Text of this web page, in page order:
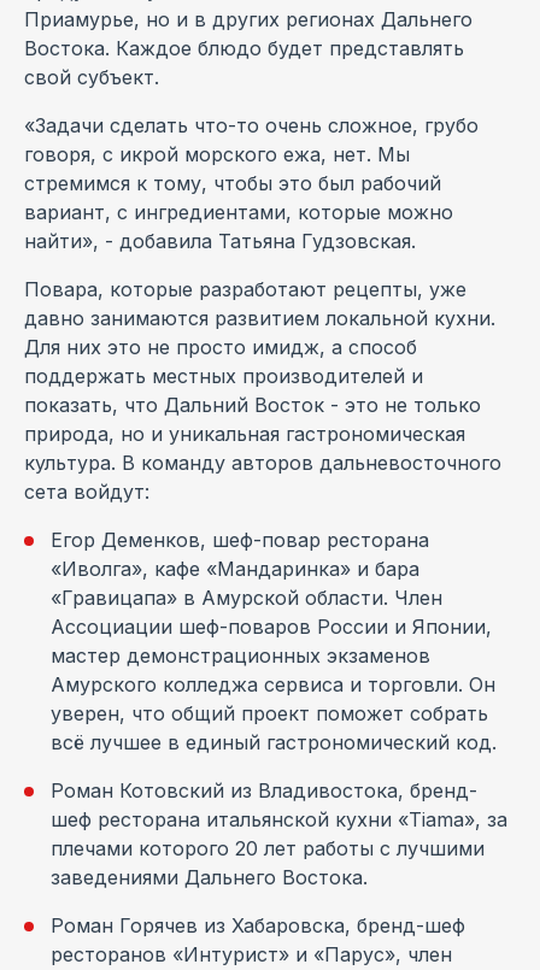
Приамурье, но и в других регионах Дальнего
Востока. Каждое блюдо будет представлять
свой субъект.
«Задачи сделать что-то очень сложное, грубо
говоря, с икрой морского ежа, нет. Мы
стремимся к тому, чтобы это был рабочий
вариант, с ингредиентами, которые можно
найти», - добавила Татьяна Гудзовская.
Повара, которые разработают рецепты, уже
давно занимаются развитием локальной кухни.
Для них это не просто имидж, а способ
поддержать местных производителей и
показать, что Дальний Восток - это не только
природа, но и уникальная гастрономическая
культура. В команду авторов дальневосточного
сета войдут:
Егор Деменков, шеф-повар ресторана
«Иволга», кафе «Мандаринка» и бара
«Гравицапа» в Амурской области. Член
Ассоциации шеф-поваров России и Японии,
мастер демонстрационных экзаменов
Амурского колледжа сервиса и торговли. Он
уверен, что общий проект поможет собрать
всё лучшее в единый гастрономический код.
Роман Котовский из Владивостока, бренд-
шеф ресторана итальянской кухни «Tiama», за
плечами которого 20 лет работы с лучшими
заведениями Дальнего Востока.
Роман Горячев из Хабаровска, бренд-шеф
ресторанов «Интурист» и «Парус», член